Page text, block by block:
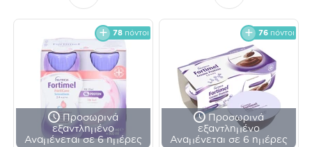
78 πόντοι
Προσωρινά
εξαντλημένο
Αναμένεται σε 6 ημέρες
76 πόντοι
Προσωρινά
εξαντλημένο
Αναμένεται σε 6 ημέρες